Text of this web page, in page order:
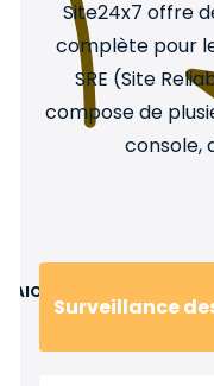
AIOps
Site24x7 offre
complète pour
SRE (Site
compose de
console,
Surveillance